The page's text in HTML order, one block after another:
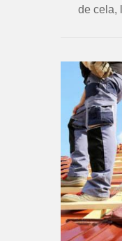
de cela,